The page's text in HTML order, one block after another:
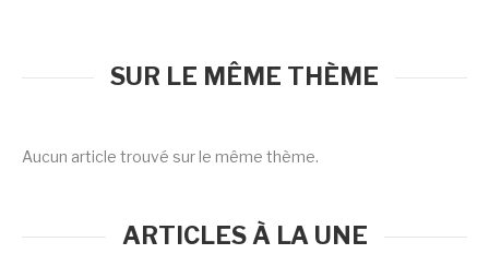
SUR LE MÊME THÈME
Aucun article trouvé sur le même thème.
ARTICLES À LA UNE